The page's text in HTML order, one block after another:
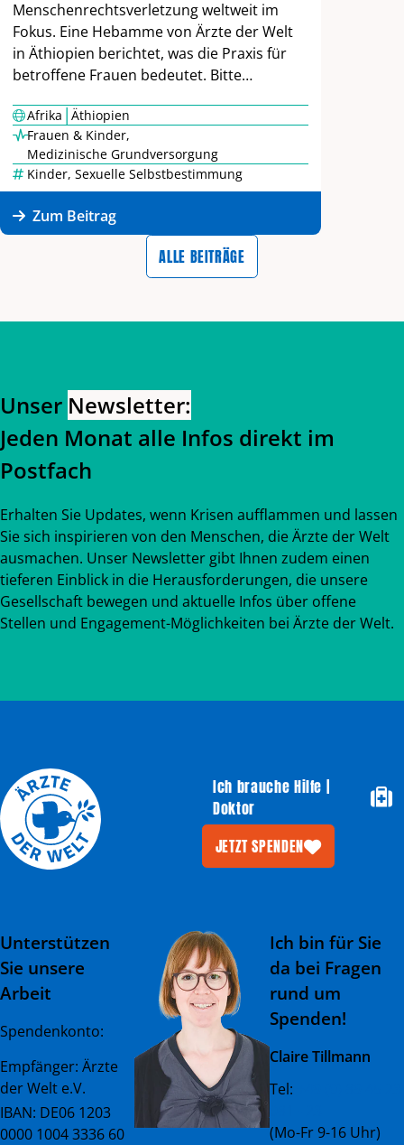
Menschenrechtsverletzung weltweit im
Fokus. Eine Hebamme von Ärzte der Welt
in Äthiopien berichtet, was die Praxis für
betroffene Frauen bedeutet. Bitte…
Afrika|Äthiopien
Frauen & Kinder,
Medizinische Grundversorgung
Kinder,Sexuelle Selbstbestimmung
Zum Beitrag
ALLE BEITRÄGE
Unser Newsletter:
Jeden Monat alle Infos direkt im
Postfach
Erhalten Sie Updates, wenn Krisen aufflammen und lassen
Sie sich inspirieren von den Menschen, die Ärzte der Welt
ausmachen. Unser Newsletter gibt Ihnen zudem einen
tieferen Einblick in die Herausforderungen, die unsere
Gesellschaft bewegen und aktuelle Infos über offene
Stellen und Engagement-Möglichkeiten bei Ärzte der Welt.
Ich brauche Hilfe |
Doktor
JETZT SPENDEN
Unterstützen
Sie unsere
Arbeit
Spendenkonto:
Empfänger: Ärzte
der Welt e.V.
IBAN: DE06 1203
0000 1004 3336 60
Ich bin für Sie
da bei Fragen
rund um
Spenden!
Claire Tillmann
Tel:
(Mo-Fr 9-16 Uhr)